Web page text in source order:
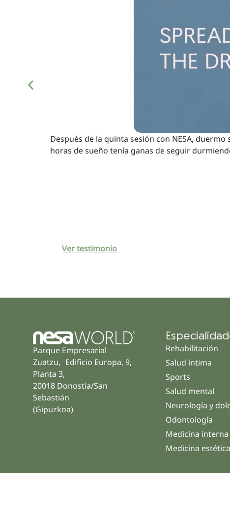
Después de la quinta sesión con NESA,
horas de sueño tenía ganas de seguir
Ver testimonio
Parque Empresarial
Zuatzu, Edificio Europa, 9,
Planta 3,
20018 Donostia/San
Sebastián
(Gipuzkoa)
Rehabilitación
Salud íntima
Sports
Salud mental
Neurología y
Odontología
Medicina interna
Medicina estética